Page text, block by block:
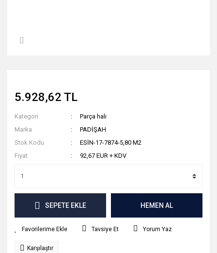
5.928,62 TL
Kategori
Parça halı
Marka
PADİŞAH
Stok Kodu
ESİN-17-7874-5,80 M2
Fiyat
92,67 EUR + KDV
SEPETE EKLE HEMEN AL
Tavsiye Et Yorum Yaz
Karşılaştır